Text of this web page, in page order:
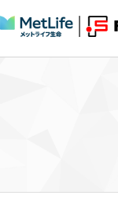
U-23選抜